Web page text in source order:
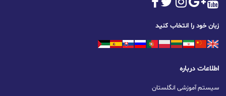
زبان خود را انتخاب کنید
اطلاعات درباره
سیستم آموزشی انگلستان